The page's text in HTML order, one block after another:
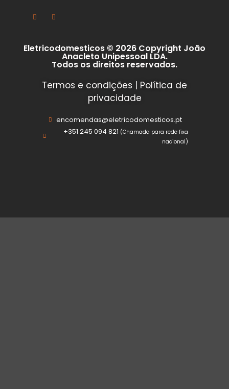
Eletricodomesticos © 2026 Copyright João
Anacleto Unipessoal LDA.
Todos os direitos reservados.
Termos e condições | Política de
privacidade
encomendas@eletricodomesticos.pt
+351 245 094 821 (Chamada para rede fixa
nacional)